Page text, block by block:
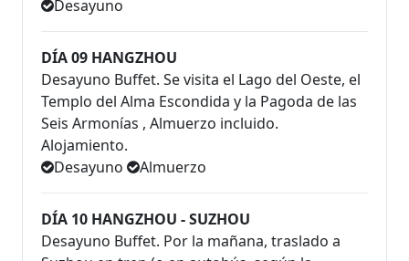
Desayuno
DÍA 09 HANGZHOU
Desayuno Buffet. Se visita el Lago del Oeste, el
Templo del Alma Escondida y la Pagoda de las
Seis Armonías , Almuerzo incluido.
Alojamiento.
Desayuno
Almuerzo
DÍA 10 HANGZHOU - SUZHOU
Desayuno Buffet. Por la mañana, traslado a